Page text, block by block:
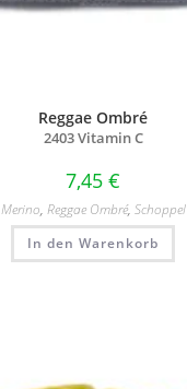
Reggae Ombré
2403 Vitamin C
7,45 €
Merino, Reggae Ombré, Schoppel
In den Warenkorb